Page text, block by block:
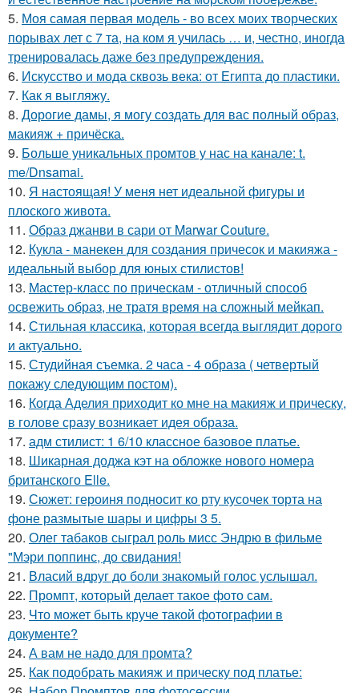
5. Моя самая первая модель - во всех моих творческих
порывах лет с 7 та, на ком я училась … и, честно, иногда
тренировалась даже без предупреждения.
6. Искусство и мода сквозь века: от Египта до пластики.
7. Как я выгляжу.
8. Дорогие дамы, я могу создать для вас полный образ,
макияж + причёска.
9. Больше уникальных промтов у нас на канале: t.
me/Dnsamai.
10. Я настоящая! У меня нет идеальной фигуры и
плоского живота.
11. Образ джанви в сари от Marwar Couture.
12. Кукла - манекен для создания причесок и макияжа -
идеальный выбор для юных стилистов!
13. Мастер-класс по прическам - отличный способ
освежить образ, не тратя время на сложный мейкап.
14. Стильная классика, которая всегда выглядит дорого
и актуально.
15. Студийная съемка. 2 часа - 4 образа ( четвертый
покажу следующим постом).
16. Когда Аделия приходит ко мне на макияж и прическу,
в голове сразу возникает идея образа.
17. адм стилист: 1 6/10 классное базовое платье.
18. Шикарная доджа кэт на обложке нового номера
британского Elle.
19. Сюжет: героиня подносит ко рту кусочек торта на
фоне размытые шары и цифры 3 5.
20. Олег табаков сыграл роль мисс Эндрю в фильме
"Мэри поппинс, до свидания!
21. Власий вдруг до боли знакомый голос услышал.
22. Промпт, который делает такое фото сам.
23. Что может быть круче такой фотографии в
документе?
24. А вам не надо для промта?
25. Как подобрать макияж и прическу под платье: